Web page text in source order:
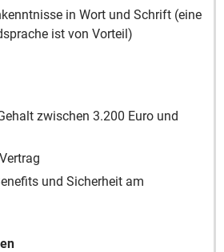
in Wort und Schrift (eine
ist von Vorteil)
zwischen 3.200 Euro und
und Sicherheit am